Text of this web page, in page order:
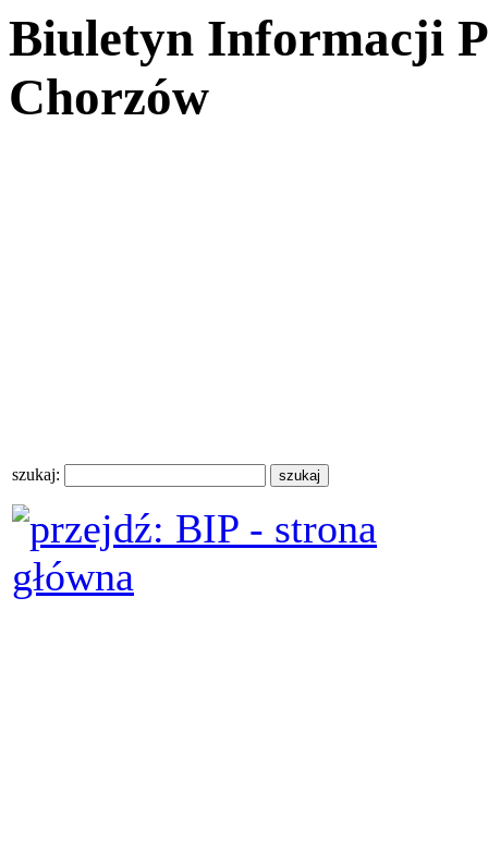
Biuletyn Informacji
Chorzów
szukaj: